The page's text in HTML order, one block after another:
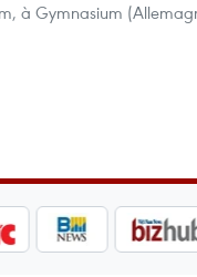
à Gymnasium